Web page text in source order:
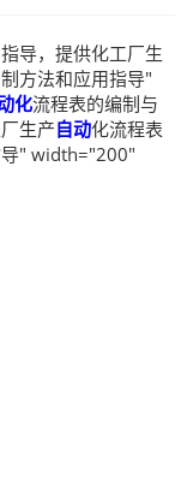
导，提供化工厂生
方法和应用指导"
化流程表的编制与
生产自动化流程表
" width="200"